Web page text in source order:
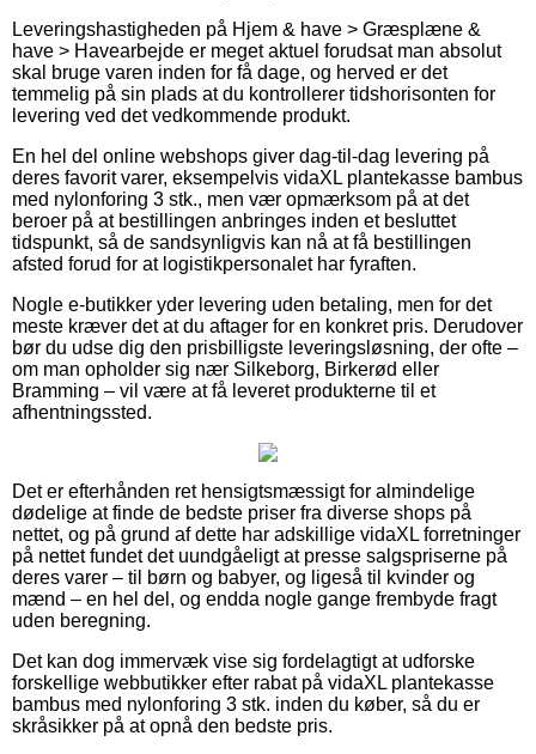
Leveringshastigheden på Hjem & have > Græsplæne &
have > Havearbejde er meget aktuel forudsat man absolut
skal bruge varen inden for få dage, og herved er det
temmelig på sin plads at du kontrollerer tidshorisonten for
levering ved det vedkommende produkt.
En hel del online webshops giver dag-til-dag levering på
deres favorit varer, eksempelvis vidaXL plantekasse bambus
med nylonforing 3 stk., men vær opmærksom på at det
beroer på at bestillingen anbringes inden et besluttet
tidspunkt, så de sandsynligvis kan nå at få bestillingen
afsted forud for at logistikpersonalet har fyraften.
Nogle e-butikker yder levering uden betaling, men for det
meste kræver det at du aftager for en konkret pris. Derudover
bør du udse dig den prisbilligste leveringsløsning, der ofte –
om man opholder sig nær Silkeborg, Birkerød eller
Bramming – vil være at få leveret produkterne til et
afhentningssted.
Det er efterhånden ret hensigtsmæssigt for almindelige
dødelige at finde de bedste priser fra diverse shops på
nettet, og på grund af dette har adskillige vidaXL forretninger
på nettet fundet det uundgåeligt at presse salgspriserne på
deres varer – til børn og babyer, og ligeså til kvinder og
mænd – en hel del, og endda nogle gange frembyde fragt
uden beregning.
Det kan dog immervæk vise sig fordelagtigt at udforske
forskellige webbutikker efter rabat på vidaXL plantekasse
bambus med nylonforing 3 stk. inden du køber, så du er
skråsikker på at opnå den bedste pris.